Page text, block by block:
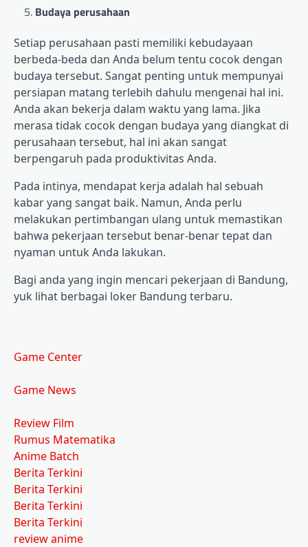
Budaya perusahaan
Setiap perusahaan pasti memiliki kebudayaan
berbeda-beda dan Anda belum tentu cocok dengan
budaya tersebut. Sangat penting untuk mempunyai
persiapan matang terlebih dahulu mengenai hal ini.
Anda akan bekerja dalam waktu yang lama. Jika
merasa tidak cocok dengan budaya yang diangkat di
perusahaan tersebut, hal ini akan sangat
berpengaruh pada produktivitas Anda.
Pada intinya, mendapat kerja adalah hal sebuah
kabar yang sangat baik. Namun, Anda perlu
melakukan pertimbangan ulang untuk memastikan
bahwa pekerjaan tersebut benar-benar tepat dan
nyaman untuk Anda lakukan.
Bagi anda yang ingin mencari pekerjaan di Bandung,
yuk lihat berbagai loker Bandung terbaru.
Game Center
Game News
Review Film
Rumus Matematika
Anime Batch
Berita Terkini
Berita Terkini
Berita Terkini
Berita Terkini
review anime